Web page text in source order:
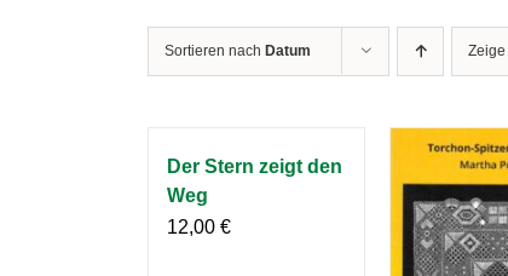
Sortieren nach Datum Zeige
Der Stern zeigt den
Weg
12,00 €